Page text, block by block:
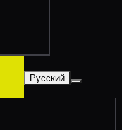
Русский